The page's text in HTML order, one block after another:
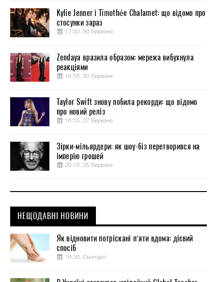
Kylie Jenner і Timothée Chalamet: що відомо про
стосунки зараз
17:50, 30 Березня
Zendaya вразила образом: мережа вибухнула
реакціями
16:55, 30 Березня
Taylor Swift знову побила рекорди: що відомо
про новий реліз
16:55, 27 Березня
Зірки-мільярдери: як шоу-біз перетворився на
імперію грошей
23:15, 25 Березня
НЕЩОДАВНІ НОВИНИ
Як відновити потріскані п’яти вдома: дієвий
спосіб
19:20, Сьогодні